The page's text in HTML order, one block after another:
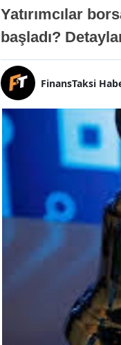
Yatırımcılar
başladı?
FinansTaksi